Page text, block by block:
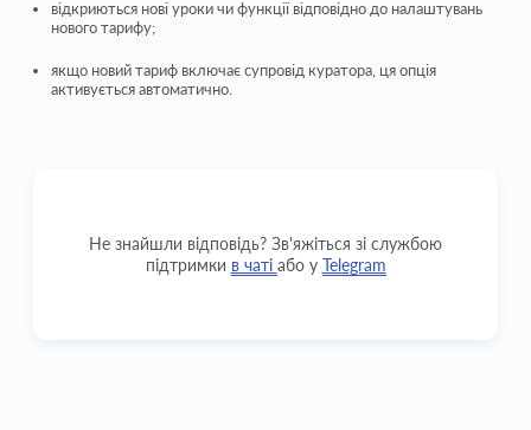
відкриються нові уроки чи функції відповідно до налаштувань
нового тарифу;
якщо новий тариф включає супровід куратора, ця опція
активується автоматично.
Не знайшли відповідь? Зв'яжіться зі службою
підтримки в чаті або у Telegram